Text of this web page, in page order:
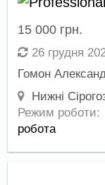
15 000 грн.
26 грудня
Гомон
Нижні
Режим роботи:
робота